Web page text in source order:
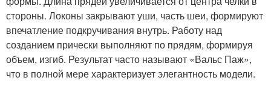
стороны. Локоны закрывают уши, часть шеи, формируют
впечатление подкручивания внутрь. Работу над
созданием прически выполняют по прядям, формируя
объем, изгиб. Результат часто называют «Вальс Паж»,
что в полной мере характеризует элегантность модели.